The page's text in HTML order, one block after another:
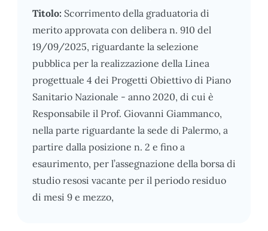
Titolo: Scorrimento della graduatoria di
merito approvata con delibera n. 910 del
19/09/2025, riguardante la selezione
pubblica per la realizzazione della Linea
progettuale 4 dei Progetti Obiettivo di Piano
Sanitario Nazionale - anno 2020, di cui è
Responsabile il Prof. Giovanni Giammanco,
nella parte riguardante la sede di Palermo, a
partire dalla posizione n. 2 e fino a
esaurimento, per l’assegnazione della borsa di
studio resosi vacante per il periodo residuo
di mesi 9 e mezzo,